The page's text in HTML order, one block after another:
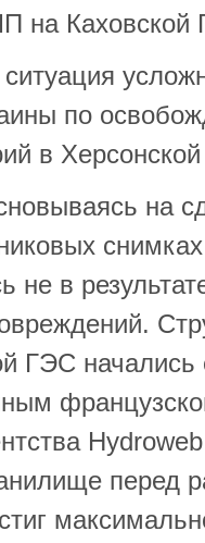
на
по
в
на
не в
ГЭС
перед